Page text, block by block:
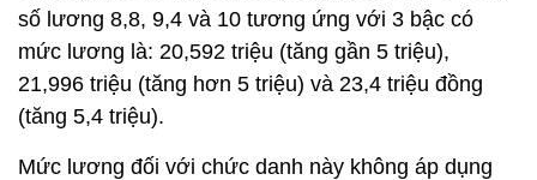
số lương 8,8, 9,4 và 10 tương ứng với 3 bậc có
mức lương là: 20,592 triệu (tăng gần 5 triệu),
21,996 triệu (tăng hơn 5 triệu) và 23,4 triệu đồng
(tăng 5,4 triệu).
Mức lương đối với chức danh này không áp dụng